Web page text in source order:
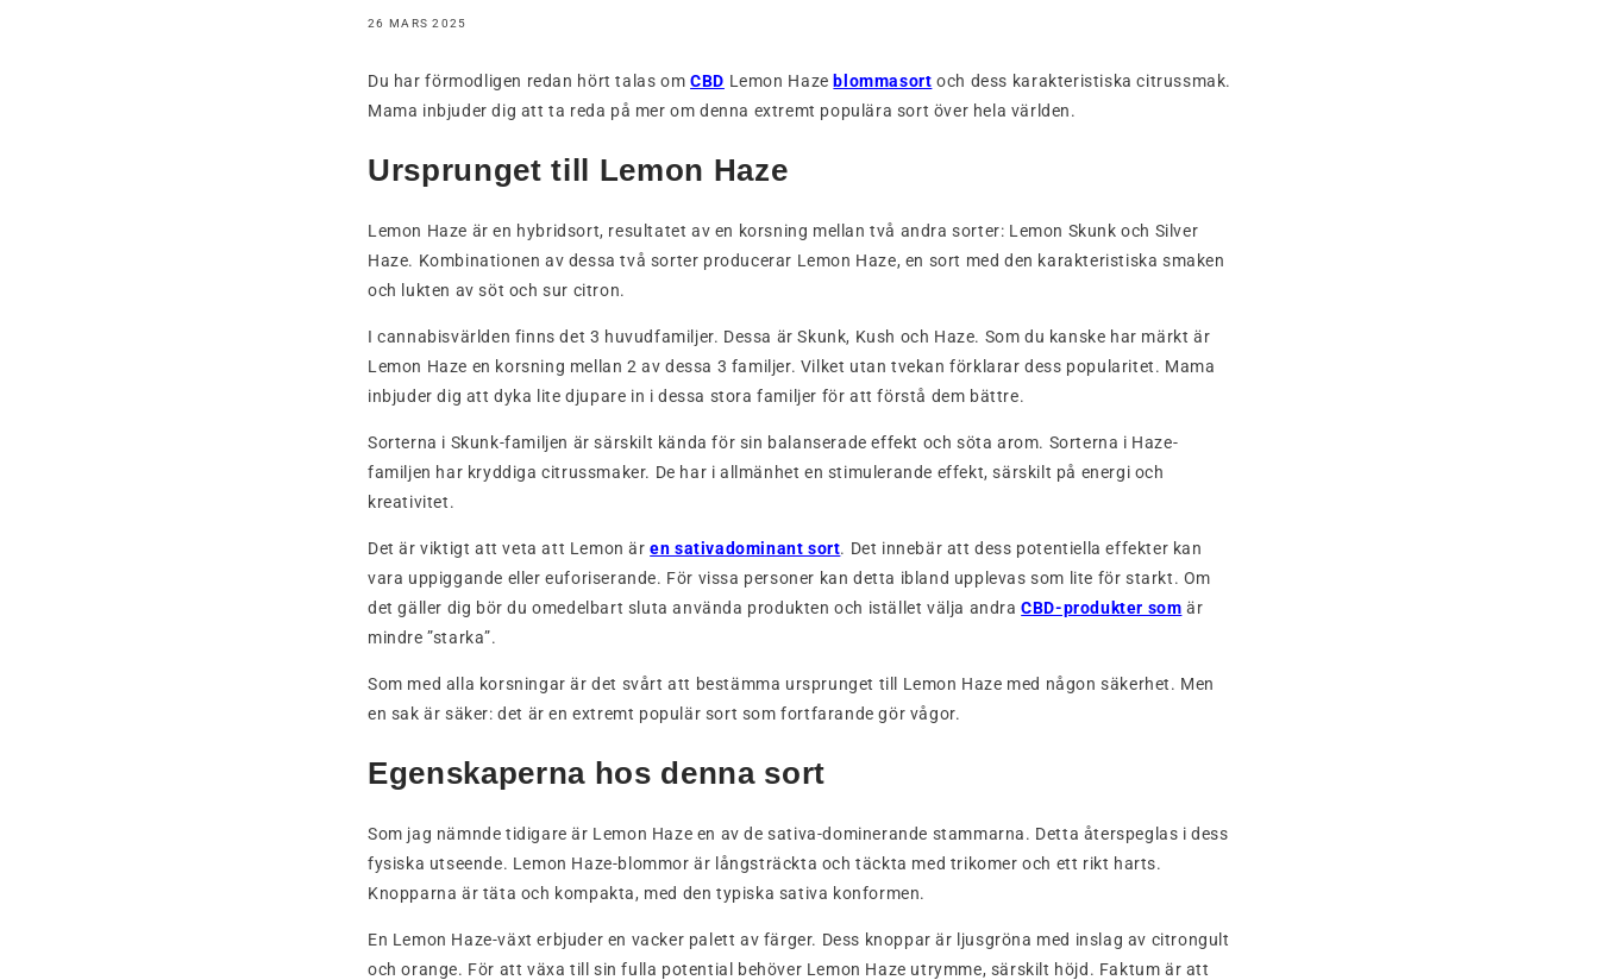
26 MARS 2025
Du har förmodligen redan hört talas omCBD Lemon Haze blommasort och dess karakteristiska citrussmak.
Mama inbjuder dig att ta reda på mer om denna extremt populära sort över hela världen.
Ursprunget till Lemon Haze
Lemon Haze är en hybridsort, resultatet av en korsning mellan två andra sorter: Lemon Skunk och Silver
Haze. Kombinationen av dessa två sorter producerar Lemon Haze, en sort med den karakteristiska smaken
och lukten av söt och sur citron.
I cannabisvärlden finns det 3 huvudfamiljer. Dessa är Skunk, Kush och Haze. Som du kanske har märkt är
Lemon Haze en korsning mellan 2 av dessa 3 familjer. Vilket utan tvekan förklarar dess popularitet. Mama
inbjuder dig att dyka lite djupare in i dessa stora familjer för att förstå dem bättre.
Sorterna i Skunk-familjen är särskilt kända för sin balanserade effekt och söta arom. Sorterna i Haze-
familjen har kryddiga citrussmaker. De har i allmänhet en stimulerande effekt, särskilt på energi och
kreativitet.
Det är viktigt att veta att Lemon ären sativadominant sort. Det innebär att dess potentiella effekter kan
vara uppiggande eller euforiserande. För vissa personer kan detta ibland upplevas som lite för starkt. Om
det gäller dig bör du omedelbart sluta använda produkten och istället välja andraCBD-produkter som är
mindre ”starka”.
Som med alla korsningar är det svårt att bestämma ursprunget till Lemon Haze med någon säkerhet. Men
en sak är säker: det är en extremt populär sort som fortfarande gör vågor.
Egenskaperna hos denna sort
Som jag nämnde tidigare är Lemon Haze en av de sativa-dominerande stammarna. Detta återspeglas i dess
fysiska utseende. Lemon Haze-blommor är långsträckta och täckta med trikomer och ett rikt harts.
Knopparna är täta och kompakta, med den typiska sativa konformen.
En Lemon Haze-växt erbjuder en vacker palett av färger. Dess knoppar är ljusgröna med inslag av citrongult
och orange. För att växa till sin fulla potential behöver Lemon Haze utrymme, särskilt höjd. Faktum är att